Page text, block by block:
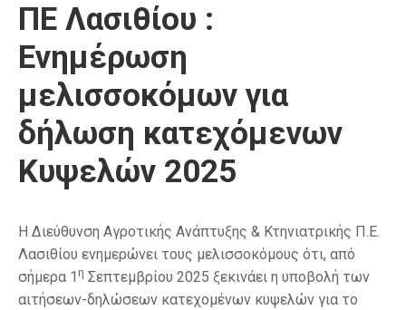
ΠΕ Λασιθίου :
Ενημέρωση
μελισσοκόμων για
δήλωση κατεχόμενων
Κυψελών 2025
Η Διεύθυνση Αγροτικής Ανάπτυξης & Κτηνιατρικής Π.Ε.
Λασιθίου ενημερώνει τους μελισσοκόμους ότι, από
σήμερα 1 η Σεπτεμβρίου 2025 ξεκινάει η υποβολή των
αιτήσεων-δηλώσεων κατεχομένων κυψελών για το